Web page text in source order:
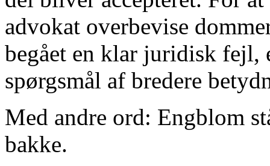
advokat overbevise
begået en klar juridisk fejl,
spørgsmål af bredere
Med andre ord: Engblom
bakke.